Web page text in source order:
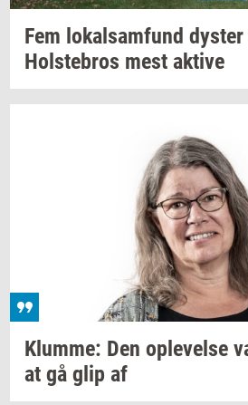
Fem lo­kal­sam­fund dy­ster
Holste­bros mest ak­ti­ve
Klum­me: Den op­le­vel­se
at gå glip af